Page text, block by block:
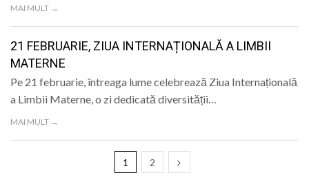
MAI MULT →
21 FEBRUARIE, ZIUA INTERNAȚIONALĂ A LIMBII
MATERNE
Pe 21 februarie, întreaga lume celebrează Ziua Internațională
a Limbii Materne, o zi dedicată diversității…
MAI MULT →
1 2